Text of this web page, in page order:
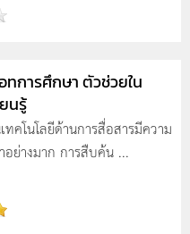
ทการศึกษา ตัวช่วยใน
นรู้
คโนโลยีด้านการสื่อสารมีความ
อย่างมาก การสืบค้น ...